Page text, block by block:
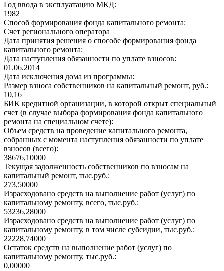
Год ввода в эксплуатацию МКД:
1982
Способ формирования фонда капитального ремонта:
Счет регионального оператора
Дата принятия решения о способе формирования фонда
капитального ремонта:
Дата наступления обязанности по уплате взносов:
01.06.2014
Дата исключения дома из программы:
Размер взноса собственников на капитальный ремонт, руб.:
10,16
БИК кредитной организации, в которой открыт специальный
счет (в случае выбора формирования фонда капитального
ремонта на специальном счете):
Объем средств на проведение капитального ремонта,
собранных с момента наступления обязанности по уплате
взносов (всего):
38676,10000
Текущая задолженность собственников по взносам на
капитальный ремонт, тыс.руб.:
273,50000
Израсходовано средств на выполнение работ (услуг) по
капитальному ремонту, всего, тыс.руб.:
53236,28000
Израсходовано средств на выполнение работ (услуг) по
капитальному ремонту, в том числе субсидии, тыс.руб.:
22228,74000
Остаток средств на выполнение работ (услуг) по
капитальному ремонту, тыс.руб.:
0,00000